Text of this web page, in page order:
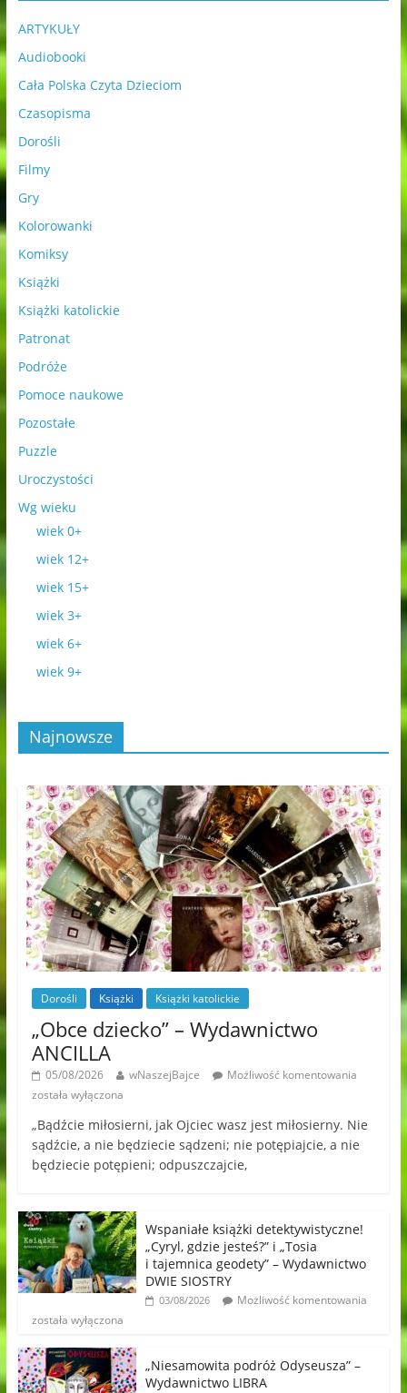
ARTYKUŁY
Audiobooki
Cała Polska Czyta Dzieciom
Czasopisma
Dorośli
Filmy
Gry
Kolorowanki
Komiksy
Książki
Książki katolickie
Patronat
Podróże
Pomoce naukowe
Pozostałe
Puzzle
Uroczystości
Wg wieku
wiek 0+
wiek 12+
wiek 15+
wiek 3+
wiek 6+
wiek 9+
Najnowsze
Dorośli Książki Książki katolickie
„Obce dziecko” – Wydawnictwo
ANCILLA
05/08/2026 wNaszejBajce
Możliwość komentowania
została wyłączona
„Bądźcie miłosierni, jak Ojciec wasz jest miłosierny. Nie
sądźcie, a nie będziecie sądzeni; nie potępiajcie, a nie
będziecie potępieni; odpuszczajcie,
Wspaniałe książki detektywistyczne!
„Cyryl, gdzie jesteś?” i „Tosia
i tajemnica geodety” – Wydawnictwo
DWIE SIOSTRY
03/08/2026
Możliwość komentowania
została wyłączona
„Niesamowita podróż Odyseusza” –
Wydawnictwo LIBRA